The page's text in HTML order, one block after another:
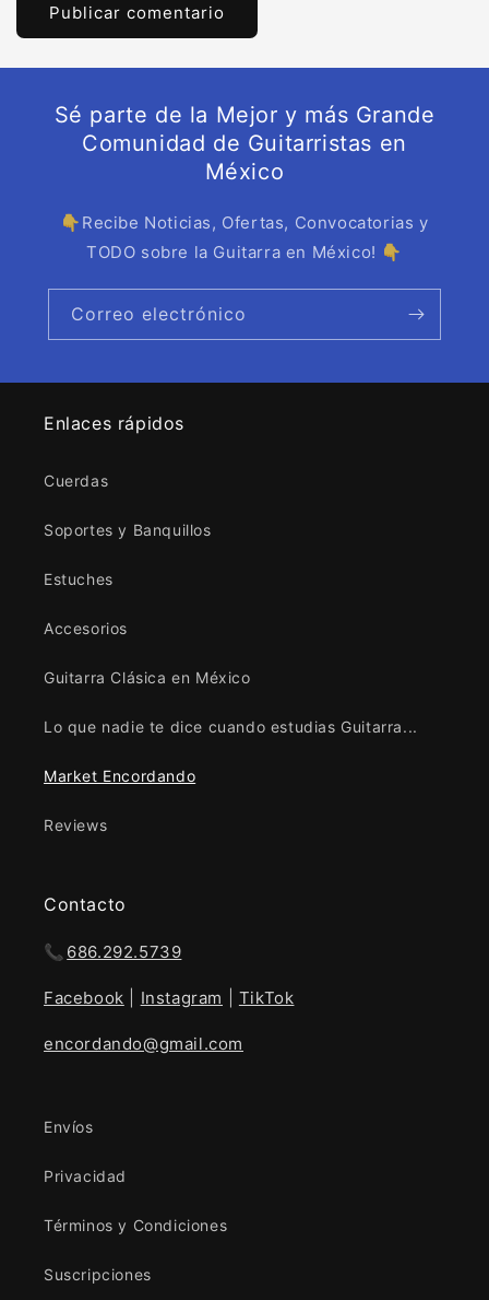
Sé parte de la Mejor y más Grande
Comunidad de Guitarristas en
México
👇Recibe Noticias, Ofertas, Convocatorias y
TODO sobre la Guitarra en México! 👇
Correo electrónico
Enlaces rápidos
Cuerdas
Soportes y Banquillos
Estuches
Accesorios
Guitarra Clásica en México
Lo que nadie te dice cuando estudias Guitarra...
Market Encordando
Reviews
Contacto
📞 686.292.5739
Facebook Instagram TikTok
encordando@gmail.com
Envíos
Privacidad
Términos y Condiciones
Suscripciones